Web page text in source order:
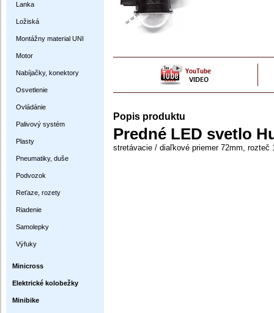
Lanka
Ložiská
Montážny material UNI
Motor
Nabíjačky, konektory
Osvetlenie
Ovládánie
Palivový systém
Plasty
Pneumatiky, duše
Podvozok
Reťaze, rozety
Riadenie
Samolepky
Výfuky
Minicross
Elektrické kolobežky
Minibike
Popis produktu
Predné LED svetlo
stretávacie / diaľkové priemer 72mm, rozteč